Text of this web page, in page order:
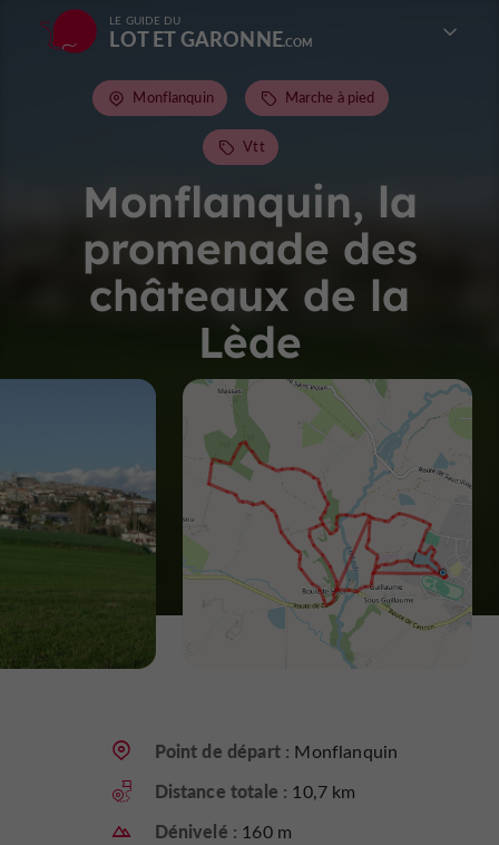
LE GUIDE DU
LOT ET GARONNE
Monflanquin, la
promenade des
châteaux de la
Lède
Monflanquin Marche à pied
Vtt
Point de départ : Monflanquin
Distance totale : 10,7 km
Dénivelé : 160 m